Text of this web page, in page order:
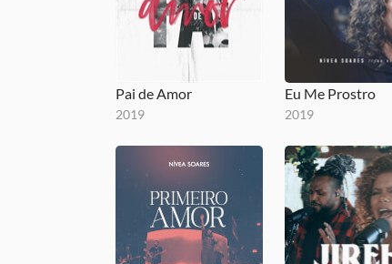
Pai de Amor
2019
Eu Me Prostro
2019